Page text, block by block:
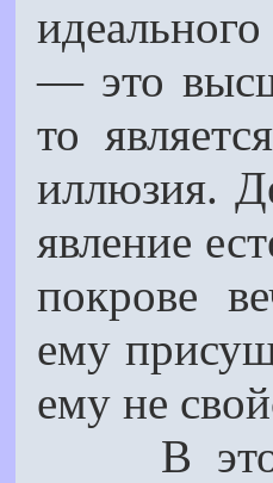
— это
то
иллюзия.
явление
покрове
ему
ему не
В этом